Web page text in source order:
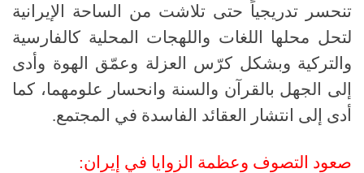
تنحسر تدريجياً حتى تلاشت من الساحة الإيرانية
لتحل محلها اللغات واللهجات المحلية كالفارسية
والتركية وبشكل كرّس العزلة وعمّق الهوة وأدى
إلى الجهل بالقرآن والسنة وانحسار علومهما، كما
أدى إلى انتشار العقائد الفاسدة في المجتمع.
صعود التصوف وعظمة الزوايا في إيران: